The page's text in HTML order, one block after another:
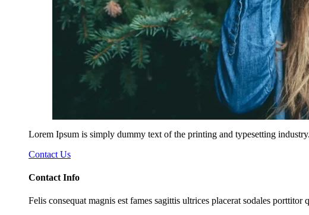
Lorem Ipsum is simply dummy text of the printing and typesetting industry.
Contact Us
Contact Info
Felis consequat magnis est fames sagittis ultrices placerat sodales porttitor